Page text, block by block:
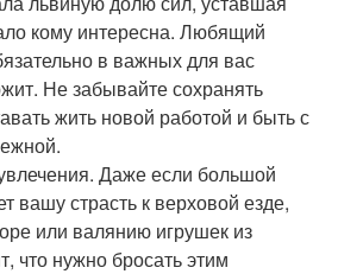
кому интересна. Любящий
в важных для вас
Не забывайте сохранять
жить новой работой и быть с
Даже если большой
вашу страсть к верховой езде,
или валянию игрушек из
что нужно бросать этим